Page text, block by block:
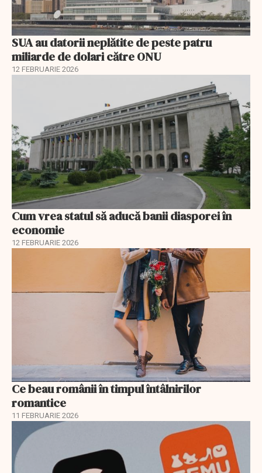
SUA au datorii neplătite de peste patru
miliarde de dolari către ONU
12 FEBRUARIE 2026
Cum vrea statul să aducă banii diasporei în
economie
12 FEBRUARIE 2026
Ce beau românii în timpul întâlnirilor
romantice
11 FEBRUARIE 2026